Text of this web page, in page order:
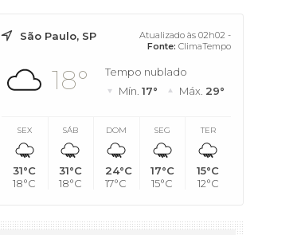
São Paulo, SP
Atualizado às 02h02 -
Fonte: ClimaTempo
18°
Tempo nublado
Mín. 17° Máx. 29°
SEX
31°C
18°C
SÁB
31°C
18°C
DOM
24°C
17°C
SEG
17°C
15°C
TER
15°C
12°C